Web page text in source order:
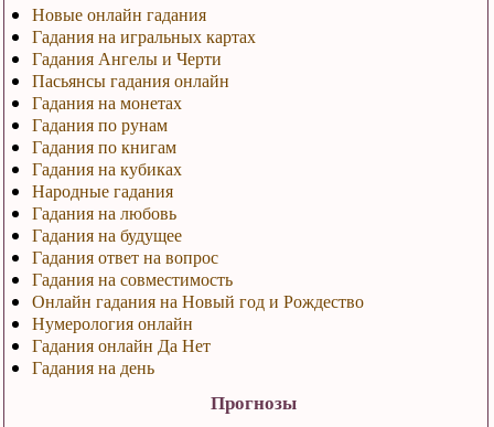
Новые онлайн гадания
Гадания на игральных картах
Гадания Ангелы и Черти
Пасьянсы гадания онлайн
Гадания на монетах
Гадания по рунам
Гадания по книгам
Гадания на кубиках
Народные гадания
Гадания на любовь
Гадания на будущее
Гадания ответ на вопрос
Гадания на совместимость
Онлайн гадания на Новый год и Рождество
Нумерология онлайн
Гадания онлайн Да Нет
Гадания на день
Прогнозы